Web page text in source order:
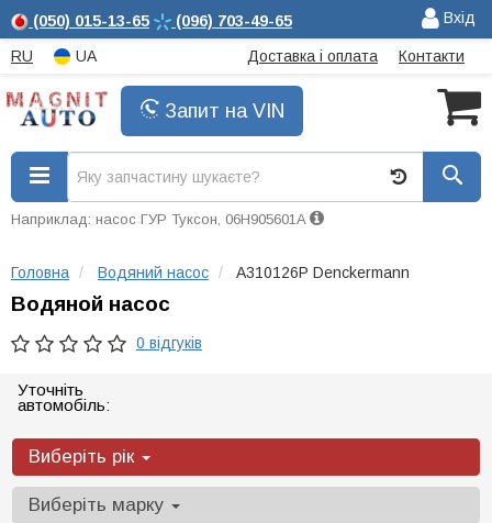
(050) 015-13-65 (096) 703-49-65 Вхід
RU UA Доставка і оплата Контакти
Запит на VIN
Наприклад: насос ГУР Туксон, 06H905601A
Головна Водяний насос A310126P Denckermann
Водяной насос
0 відгуків
Уточніть
автомобіль:
Виберіть рік
Виберіть марку